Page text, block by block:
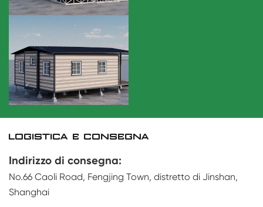
LOGISTICA E CONSEGNA
Indirizzo di consegna:
No.66 Caoli Road, Fengjing Town, distretto di Jinshan,
Shanghai